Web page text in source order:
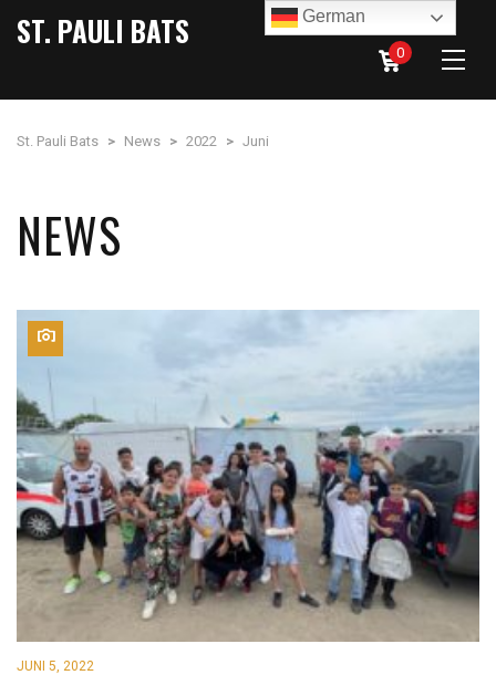
ST. PAULI BATS
0
St. Pauli Bats > News > 2022 > Juni
NEWS
JUNI 5, 2022
German